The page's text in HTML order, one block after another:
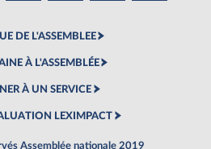
DE L'ASSEMBLEE
À L'ASSEMBLÉE
À UN SERVICE
LEXIMPACT
Assemblée nationale 2019